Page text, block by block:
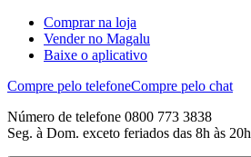
Comprar na loja
Vender no Magalu
Baixe o aplicativo
Compre pelo telefoneCompre pelo chat
Número de telefone 0800 773 3838
Seg. à Dom. exceto feriados das 8h às 20h